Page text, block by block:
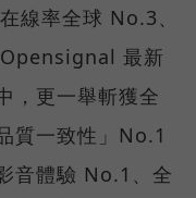
線率全球 No.3、
最新
，更一舉斬獲全
質一致性」No.1
音體驗 No.1、全